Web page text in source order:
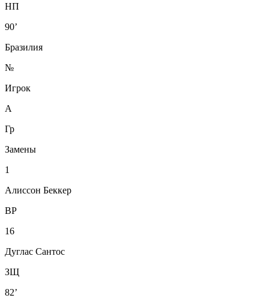
НП
90’
Бразилия
№
Игрок
А
Гр
Замены
1
Алиссон Беккер
ВР
16
Дуглас Сантос
ЗЩ
82’